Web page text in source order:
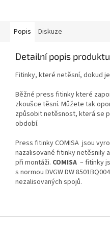
Popis Diskuze
Detailní popis produktu
Fitinky, které netěsní, dokud
Běžné press fitinky které
zkoušce těsní. Můžete tak
způsobit netěsnost, která se
období.
Press fitinky COMISA jsou
nazalisované fitinky netěsnily
při montáži. COMISA – fitinky
s normou DVGW DW
nezalisovaných spojů.